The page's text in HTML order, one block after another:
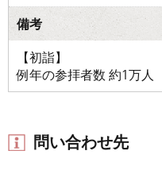
備考
【初詣】
例年の参拝者数 約1万人
問い合わせ先